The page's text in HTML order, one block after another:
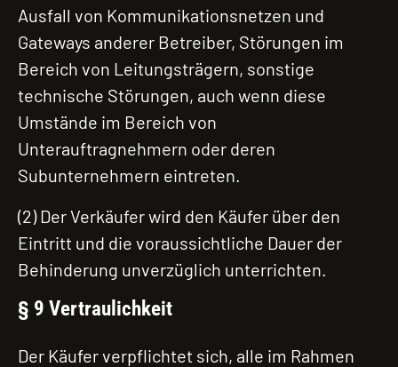
Ausfall von Kommunikationsnetzen und
Gateways anderer Betreiber, Störungen im
Bereich von Leitungsträgern, sonstige
technische Störungen, auch wenn diese
Umstände im Bereich von
Unterauftragnehmern oder deren
Subunternehmern eintreten.
(2) Der Verkäufer wird den Käufer über den
Eintritt und die voraussichtliche Dauer der
Behinderung unverzüglich unterrichten.
§ 9 Vertraulichkeit
Der Käufer verpflichtet sich, alle im Rahmen